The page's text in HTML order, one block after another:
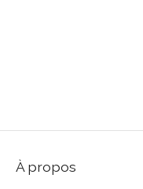
À propos